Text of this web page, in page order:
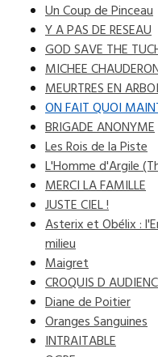
Un Coup de Pinceau
Y A PAS DE RESEAU
GOD SAVE THE
MICHEE
MEURTRES EN
ON FAIT QUOI
BRIGADE ANONYME
Les Rois de la Piste
L'Homme d'Argile
MERCI LA FAMILLE
JUSTE CIEL !
Asterix et Obélix :
milieu
Maigret
CROQUIS D
Diane de Poitier
Oranges Sanguines
INTRAITABLE